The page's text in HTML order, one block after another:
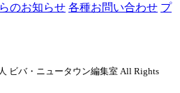
のお知らせ 各種お問い合わせ プ
ビバ・ニュータウン編集室 All Rights